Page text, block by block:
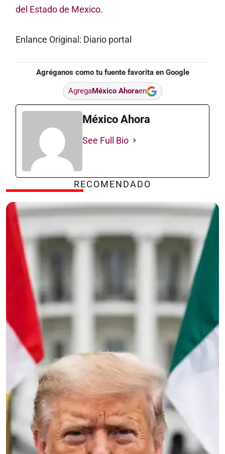
del Estado de Mexico.
Enlance Original: Diario portal
Agréganos como tu fuente favorita en Google
AgregaMéxico Ahoraen
México Ahora
See Full Bio
RECOMENDADO